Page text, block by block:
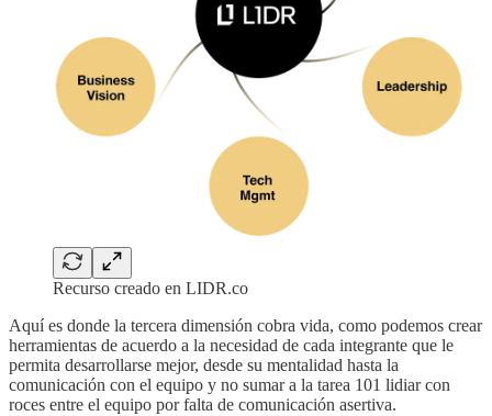
Recurso creado en LIDR.co
Aquí es donde la tercera dimensión cobra vida, como podemos crear
herramientas de acuerdo a la necesidad de cada integrante que le
permita desarrollarse mejor, desde su mentalidad hasta la
comunicación con el equipo y no sumar a la tarea 101 lidiar con
roces entre el equipo por falta de comunicación asertiva.